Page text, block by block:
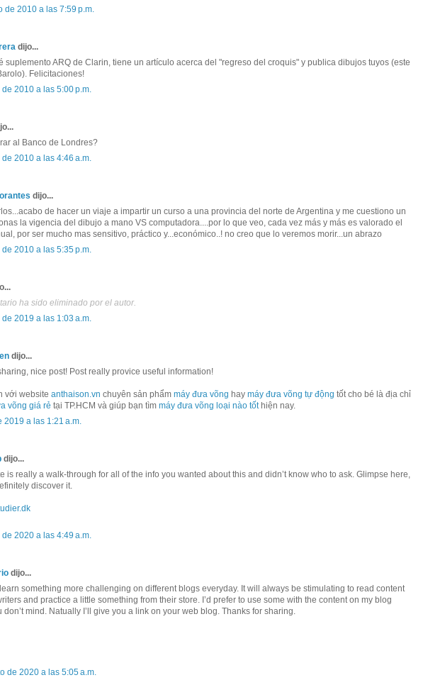
de 2010 a las 7:59 p.m.
dijo...
suplemento ARQ de Clarin, tiene un artículo acerca del "regreso del croquis" y publica dibujos tuyos (este
Felicitaciones!
2010 a las 5:00 p.m.
al Banco de Londres?
2010 a las 4:46 a.m.
dijo...
de hacer un viaje a impartir un curso a una provincia del norte de Argentina y me cuestiono un
la vigencia del dibujo a mano VS computadora....por lo que veo, cada vez más y más es valorado el
por ser mucho mas sensitivo, práctico y...económico..! no creo que lo veremos morir...un abrazo
2010 a las 5:35 p.m.
ha sido eliminado por el autor.
2019 a las 1:03 a.m.
dijo...
nice post! Post really provice useful information!
với website anthaison.vn chuyên sản phẩm máy đưa võng hay máy đưa võng tự động tốt cho bé là địa chỉ
võng giá rẻ tại TP.HCM và giúp bạn tìm máy đưa võng loại nào tốthiện nay.
2019 a las 1:21 a.m.
dijo...
is really a walk-through for all of the info you wanted about this and didn’t know who to ask. Glimpse here,
discover it.
2020 a las 4:49 a.m.
dijo...
something more challenging on different blogs everyday. It will always be stimulating to read content
and practice a little something from their store. I’d prefer to use some with the content on my blog
don’t mind. Natually I’ll give you a link on your web blog. Thanks for sharing.
de 2020 a las 5:05 a.m.